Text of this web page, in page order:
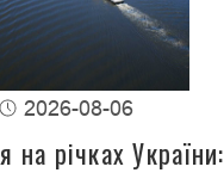
2026-08-06
річках України: